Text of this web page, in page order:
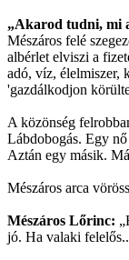
„Akarod tudni, mi
Mészáros felé
albérlet elviszi a
adó, víz, élelmiszer,
'gazdálkodjon
A közönség
Lábdobogás. Egy
Aztán egy másik.
Mészáros arca
Mészáros Lőrinc:
jó. Ha valaki